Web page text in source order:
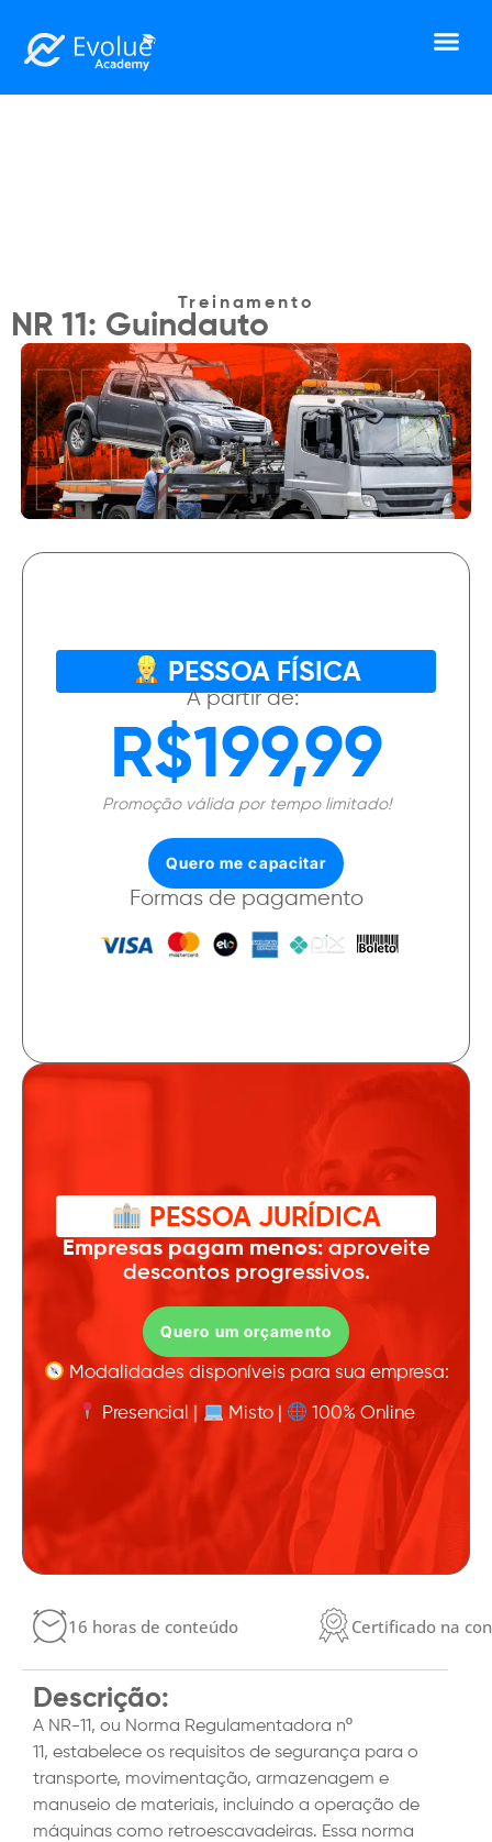
Treinamento
NR 11: Guindauto
PESSOA FÍSICA
A partir de:
R$199,99
Promoção válida por tempo limitado!
Quero me capacitar
Formas de pagamento
PESSOA JURÍDICA
Empresas pagam menos: aproveite
descontos progressivos.
Quero um orçamento
Modalidades disponíveis para sua empresa:
Presencial | Misto | 100% Online
16 horas de conteúdo Certificado na
Descrição:
A NR-11, ou Norma Regulamentadora nº
11, estabelece os requisitos de segurança para o
transporte, movimentação, armazenagem e
manuseio de materiais, incluindo a operação de
máquinas como retroescavadeiras. Essa norma